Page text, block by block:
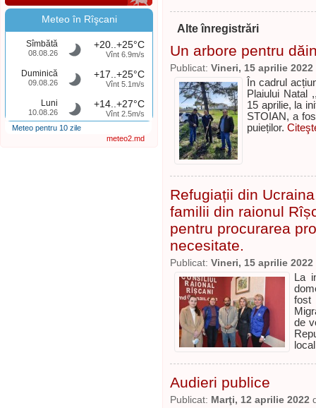
Meteo în Rîşcani
Sîmbătă
08.08.26
+20..+25°C
Vînt 6.9m/s
Duminică
09.08.26
+17..+25°C
Vînt 5.1m/s
Luni
10.08.26
+14..+27°C
Vînt 2.5m/s
Meteo pentru 10 zile
meteo2.md
Alte înregistrări
Un arbore pentru
Publicat: Vineri, 15 aprilie 2022
În cadrul
Plaiului Natal
15 aprilie, la
STOIAN, a
puieților.
Refugiații din
familii din raionul
pentru procurarea
necesitate.
Publicat: Vineri, 15 aprilie 2022
La
fost
de
Audieri publice
Publicat: Marţi, 12 aprilie 2022